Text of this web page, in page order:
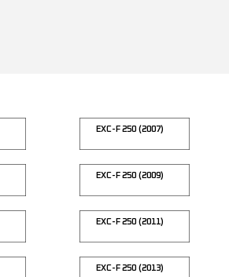
EXC-F 250 (2007)
EXC-F 250 (2009)
EXC-F 250 (2011)
EXC-F 250 (2013)